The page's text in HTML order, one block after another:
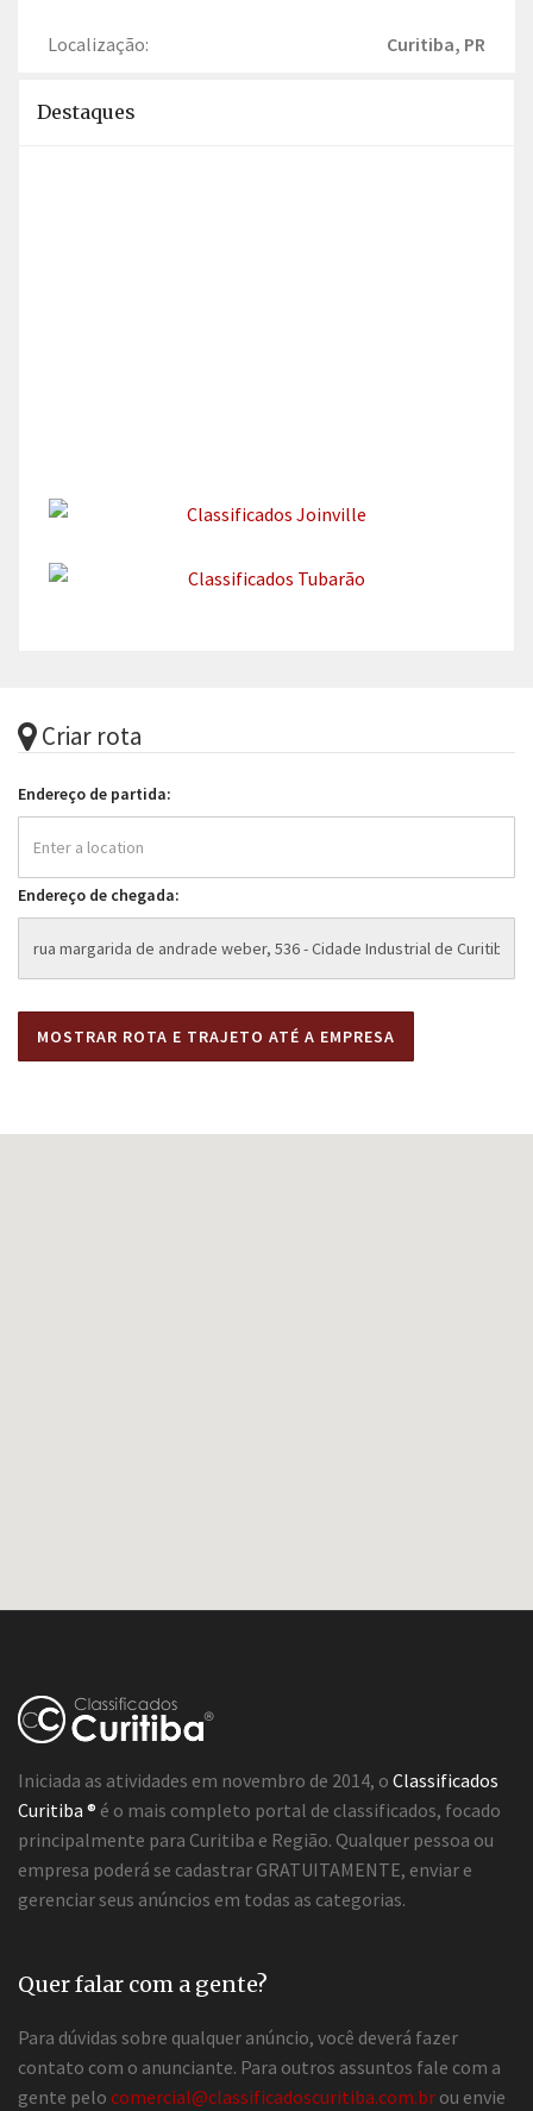
Localização: Curitiba, PR
Destaques
Criar rota
Endereço de partida:
Endereço de chegada:
Iniciada as atividades em novembro de 2014, o Classificados
Curitiba ® é o mais completo portal de classificados, focado
principalmente para Curitiba e Região. Qualquer pessoa ou
empresa poderá se cadastrar GRATUITAMENTE, enviar e
gerenciar seus anúncios em todas as categorias.
Quer falar com a gente?
Para dúvidas sobre qualquer anúncio, você deverá fazer
contato com o anunciante. Para outros assuntos fale com a
gente pelo comercial@classificadoscuritiba.com.br ou envie